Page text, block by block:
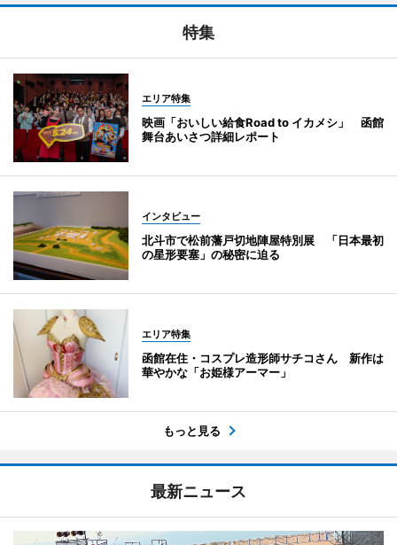
特集
エリア特集
映画「おいしい給食Road to イカメシ」 函館
舞台あいさつ詳細レポート
インタビュー
北斗市で松前藩戸切地陣屋特別展 「日本最初
の星形要塞」の秘密に迫る
エリア特集
函館在住・コスプレ造形師サチコさん 新作は
華やかな「お姫様アーマー」
もっと見る
最新ニュース